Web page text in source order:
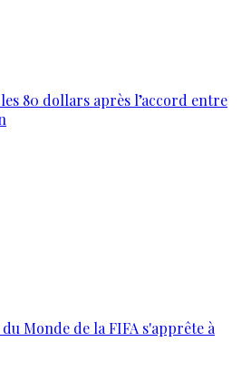
80 dollars après l’accord entre
Monde de la FIFA s'apprête à